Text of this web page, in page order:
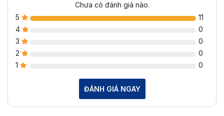
Chưa có đánh giá nào.
5
11
4
0
3
0
2
0
1
0
ĐÁNH GIÁ NGAY